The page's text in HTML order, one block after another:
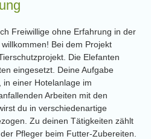
Freiwillige ohne Erfahrung in der
Bei dem Projekt
Die Elefanten
eingesetzt. Deine Aufgabe
einer Hotelanlage im
Arbeiten mit den
du in verschiedenartige
Zu deinen Tätigkeiten zählt
Pfleger beim Futter-Zubereiten.